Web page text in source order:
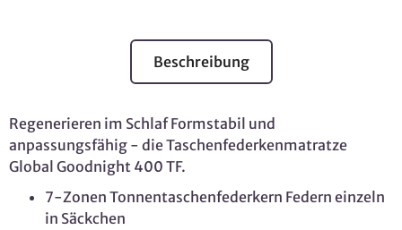
Beschreibung
Regenerieren im Schlaf Formstabil und
anpassungsfähig - die Taschenfederkenmatratze
Global Goodnight 400 TF.
7-Zonen Tonnentaschenfederkern Federn einzeln
in Säckchen